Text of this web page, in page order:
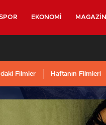
EKONOMI MAGAZIN
Filmler Haftanın Filmleri